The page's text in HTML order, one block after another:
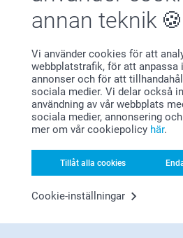
annan teknik
Vi använder cookies för att
webbplatstrafik, för att anpassa
annonser och för att
sociala medier. Vi delar också
användning av vår webbplats
sociala medier, annonsering
mer om vår cookiepolicy här.
Tillåt alla cookies
Cookie-inställningar
Letar du efter